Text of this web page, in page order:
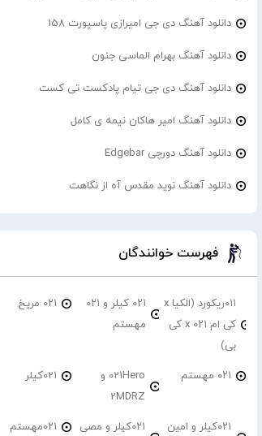
دانلود آهنگ دی جی امیرازی پاسپورت 158
دانلود آهنگ بهرام الماسی جنون
دانلود آهنگ دی جی تیام پادکست تی کست
دانلود آهنگ امیر هاکان نیمه ی کامل
دانلود آهنگ دورچی Edgebar
دانلود آهنگ نوید مقدس آه از نگاهت
فهرست خوانندگان
۰۱۱ریکورد (الکیا x
کی ام ۰۲۱ x کی
بی)
۰۲۱ کیلر و ۰۲۱
مهستم
۰۲۱ مریخ
۰۲۱ مهستم
021Hero و
2MDRZ
021کیلر
۰۲۱کیلر و امین
۰۲۱کیلر و مصی
۰۲۱مهستم